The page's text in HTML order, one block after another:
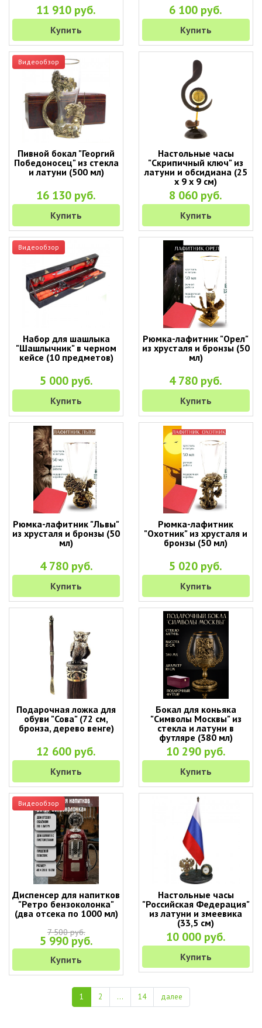
11 910 руб.
Купить
6 100 руб.
Купить
Видеообзор
Пивной бокал "Георгий
Победоносец" из стекла
и латуни (500 мл)
16 130 руб.
Купить
Настольные часы
"Скрипичный ключ" из
латуни и обсидиана (25
х 9 х 9 см)
8 060 руб.
Купить
Видеообзор
Набор для шашлыка
"Шашлычник" в черном
кейсе (10 предметов)
5 000 руб.
Купить
Рюмка-лафитник "Орел"
из хрусталя и бронзы (50
мл)
4 780 руб.
Купить
Рюмка-лафитник "Львы"
из хрусталя и бронзы (50
мл)
4 780 руб.
Купить
Рюмка-лафитник
"Охотник" из хрусталя и
бронзы (50 мл)
5 020 руб.
Купить
Подарочная ложка для
обуви "Сова" (72 см,
бронза, дерево венге)
12 600 руб.
Купить
Бокал для коньяка
"Символы Москвы" из
стекла и латуни в
футляре (380 мл)
10 290 руб.
Купить
Видеообзор
Диспенсер для напитков
"Ретро бензоколонка"
(два отсека по 1000 мл)
7 500 руб.
5 990 руб.
Купить
Настольные часы
"Российская Федерация"
из латуни и змеевика
(33,5 см)
10 000 руб.
Купить
1 2 ... 14 далее